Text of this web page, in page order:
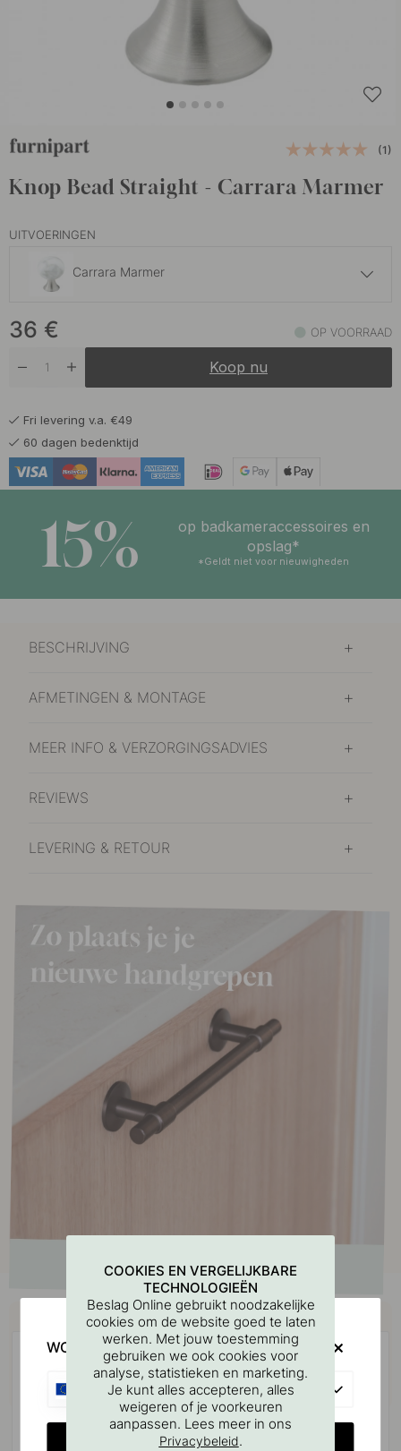
(1)
Knop Bead Straight - Carrara Marmer
UITVOERINGEN
Carrara Marmer
Op voorraad
36 € OP VOORRAAD
Koop nu
Fri levering v.a. €49
60 dagen bedenktijd
15%
op badkameraccessoires en
opslag*
*Geldt niet voor nieuwigheden
BESCHRIJVING
AFMETINGEN & MONTAGE
MEER INFO & VERZORGINGSADVIES
REVIEWS
LEVERING & RETOUR
Koop samen met
COOKIES EN VERGELIJKBARE
TECHNOLOGIEËN
Beslag Online gebruikt noodzakelijke
cookies om de website goed te laten
werken. Met jouw toestemming
gebruiken we ook cookies voor
analyse, statistieken en marketing.
Je kunt alles accepteren, alles
weigeren of je voorkeuren
aanpassen. Lees meer in ons
Privacybeleid.
WOULD YOU RATHER VISIT?
CHANGE COUNTRY